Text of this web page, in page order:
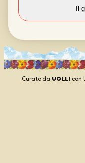
Curato da UOLLIcon